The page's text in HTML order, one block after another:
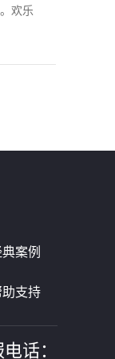
欢乐
案例
助支持
话：